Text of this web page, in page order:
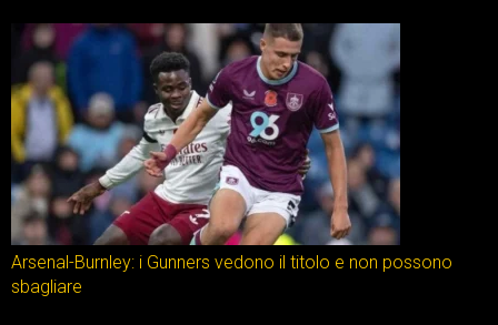
Arsenal-Burnley: i Gunners vedono il titolo e non possono
sbagliare